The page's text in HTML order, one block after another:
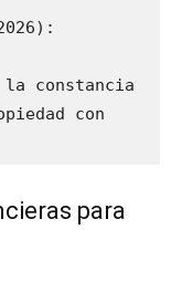
la constancia
con
para